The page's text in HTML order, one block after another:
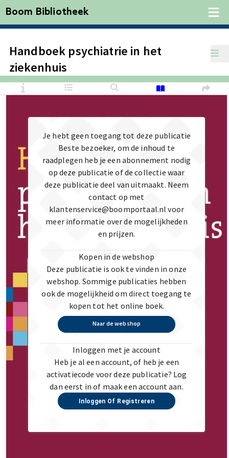
Boom Bibliotheek
Handboek psychiatrie in het
ziekenhuis
Je hebt geen toegang tot deze publicatie
Beste bezoeker, om de inhoud te
raadplegen heb je een abonnement nodig
op deze publicatie of de collectie waar
deze publicatie deel van uitmaakt. Neem
contact op met
klantenservice@boomportaal.nl voor
meer informatie over de mogelijkheden
en prijzen.
Kopen in de webshop
Deze publicatie is ook te vinden in onze
webshop. Sommige publicaties hebben
ook de mogelijkheid om direct toegang te
kopen tot het online boek.
Naar de webshop
Inloggen met je account
Heb je al een account, of heb je een
activatiecode voor deze publicatie? Log
dan eerst in of maak een account aan.
Inloggen Of Registreren